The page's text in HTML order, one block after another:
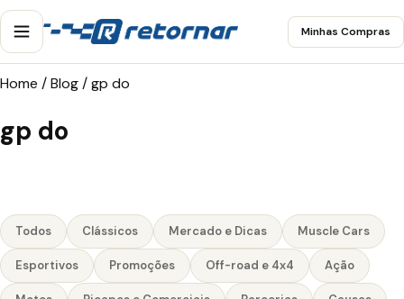
Minhas Compras
Home /Blog/gp do
gp do
Todos Clássicos Mercado e Dicas Muscle Cars
Esportivos Promoções Off-road e 4x4 Ação